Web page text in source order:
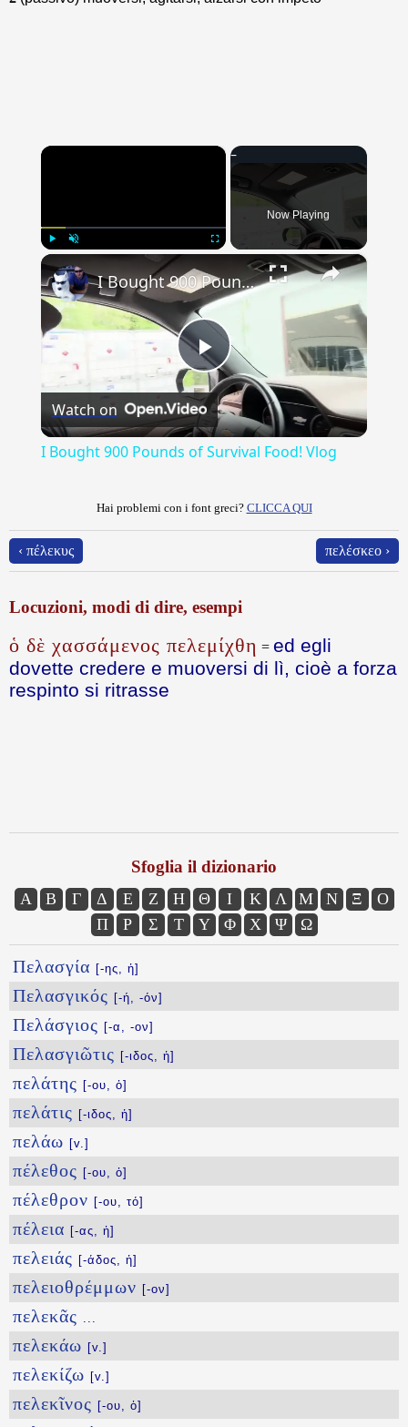
×
Now Playing
×
Play
Video
I Bought 900 Pounds of Survival Food! Vlog
Watch on
I Bought 900 Pounds of Survival Food! Vlog
Hai problemi con i font greci? CLICCA QUI
‹ πέλεκυς πελέσκεο ›
Locuzioni, modi di dire, esempi
ὁ δὲ χασσάμενος πελεμίχθη = ed egli
dovette credere e muoversi di lì, cioè a forza
respinto si ritrasse
Sfoglia il dizionario
Α Β Γ Δ Ε Ζ Η Θ Ι Κ Λ Μ Ν Ξ
Ο
Π
Ρ Σ Τ Υ Φ Χ Ψ Ω
Πελασγία [-ης, ἡ]
Πελασγικός [-ή, -όν]
Πελάσγιος [-α, -ον]
Πελασγιῶτις [-ιδος, ἡ]
πελάτης [-ου, ὁ]
πελάτις [-ιδος, ἡ]
πελάω [v.]
πέλεθος [-ου, ὁ]
πέλεθρον [-ου, τό]
πέλεια [-ας, ἡ]
πελειάς [-άδος, ἡ]
πελειοθρέμμων [-ον]
πελεκᾶς ...
πελεκάω [v.]
πελεκίζω [v.]
πελεκῖνος [-ου, ὁ]